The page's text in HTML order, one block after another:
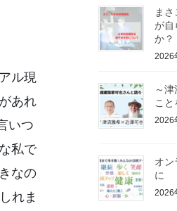
ル現
あれ
いつ
私で
なの
れま
ま
が自
か？
2026
～
こと
2026
オン
に
2026